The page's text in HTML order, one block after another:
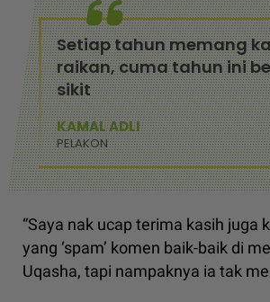
Setiap tahun memang
raikan, cuma tahun ini
sikit
KAMAL ADLI
PELAKON
“Saya nak ucap terima kasih juga
yang ‘spam’ komen baik-baik di
Uqasha, tapi nampaknya ia tak